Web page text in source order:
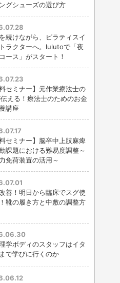
グシューズの選び方
続けながら、ピラティスイ
ラクターへ。lulutoで「夜
ース」がスタート！
料セミナー】元作業療法士の
える！療法士のためのお金
講座
料セミナー】脳卒中上肢麻痺
課題における難易度調整～
免荷装置の活用～
善！明日から臨床でスグ使
靴の履き方と中敷の調整方
学ボディのスタッフはイタ
で学びに行くのか